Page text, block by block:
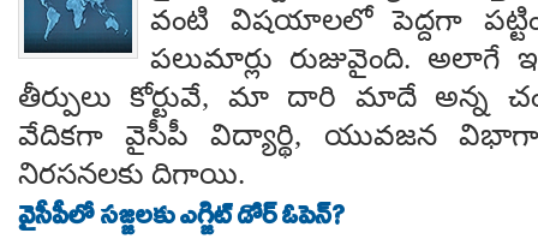
వంటి విషయాలలో పెద్దగా
పలుమార్లు రుజువైంది. అలాగే
తీర్పులు కోర్టువే, మా దారి మాదే అన్న
వేదికగా వైసీపీ విద్యార్థి, యువజన
నిరసనలకు దిగాయి.
వైసీపీలో సజ్జలకు ఎగ్జిట్ డోర్ ఓపెన్?